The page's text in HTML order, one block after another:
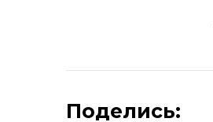
Поделись: